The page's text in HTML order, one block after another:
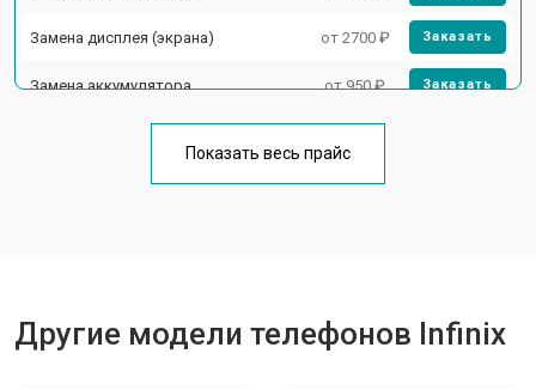
Замена дисплея (экрана) от 2700 ₽ Заказать
Замена аккумулятора от 950 ₽ Заказать
Ремонт цепи питания от 3200 ₽
Показать весь прайс
Другие модели телефонов Infinix